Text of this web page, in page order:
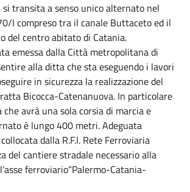
transita a senso unico alternato nel
I compreso tra il canale Buttaceto ed il
del centro abitato di Catania.
emessa dalla Città metropolitana di
alla ditta che sta eseguendo i lavori
in sicurezza la realizzazione del
Bicocca-Catenanuova. In particolare
avrà una sola corsia di marcia e
è lungo 400 metri. Adeguata
dalla R.F.I. Rete Ferroviaria
del cantiere stradale necessario alla
ferroviario“Palermo-Catania-